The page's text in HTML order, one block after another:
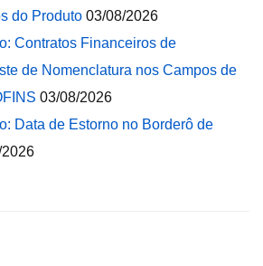
do Produto 03/08/2026
Contratos Financeiros de
de Nomenclatura nos Campos de
03/08/2026
Data de Estorno no Borderô de